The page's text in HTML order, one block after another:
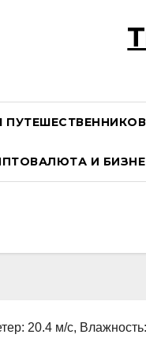
И
20.4 м/с,